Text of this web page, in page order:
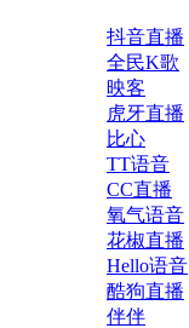
抖音直播
全民K歌
映客
虎牙直播
比心
TT语音
CC直播
氧气语音
花椒直播
Hello语音
酷狗直播
伴伴